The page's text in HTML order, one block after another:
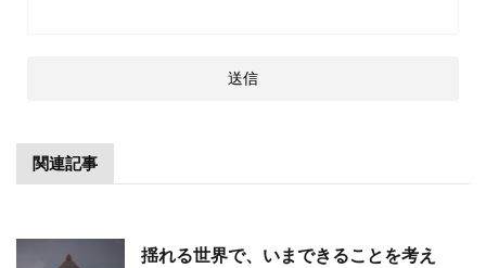
関連記事
揺れる世界で、いまできることを考え